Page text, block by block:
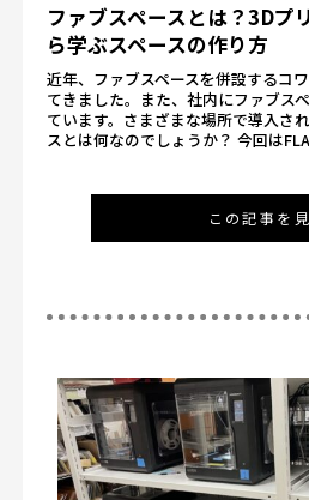
ファブスペースとは？3Dプ
ら学ぶスペースの作り方
近年、ファブスペースを併設するコ
てきました。また、社内にファブス
ています。さまざまな場所で導入さ
スとは何なのでしょうか？ 今回は
この記事を